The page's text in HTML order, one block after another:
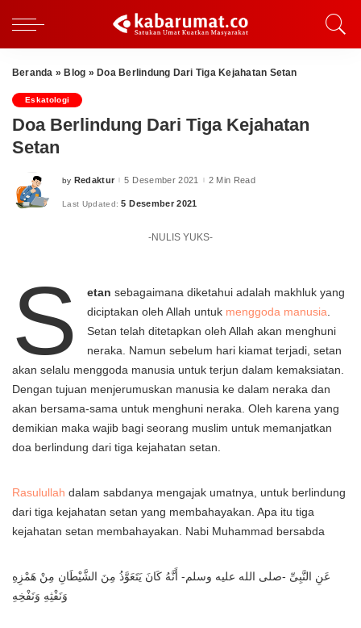
Beranda » Blog » Doa Berlindung Dari Tiga Kejahatan Setan
Eskatologi
Doa Berlindung Dari Tiga Kejahatan
Setan
Posted
by Redaktur 5 Desember 2021 2 Min Read
Last Updated: 5 Desember 2021
-NULIS YUKS-
S etansebagaimana diketahui adalah makhluk yang
diciptakan oleh Allah untuk menggoda manusia
Setan telah ditetapkan oleh Allah akan menghuni
neraka. Namun sebelum hari kiamat terjadi, setan
akan selalu menggoda manusia untuk terjun dalam kemaksiatan.
Dengan tujuan menjerumuskan manusia ke dalam neraka dan
akan bersama-sama untuk menghuni neraka. Oleh karena yang
demikian maka wajib bagi seorang muslim untuk memanjatkan
doa berlindung dari tiga kejahatan setan.
Rasulullah dalam sabdanya mengajak umatnya, untuk berlindung
dari tiga kejahatan setan yang membahayakan. Apa itu tiga
kejahatan setan membahayakan. Nabi Muhammad bersabda
عَنِ النَّبِىِّ -صلى الله عليه وسلم- أَنَّهُ كَانَ يَتَعَوَّذُ مِنَ الشَّيْطَانِ مِنْ هَمْزِهِ
وَنَفْثِهِ وَنَفْخِهِ